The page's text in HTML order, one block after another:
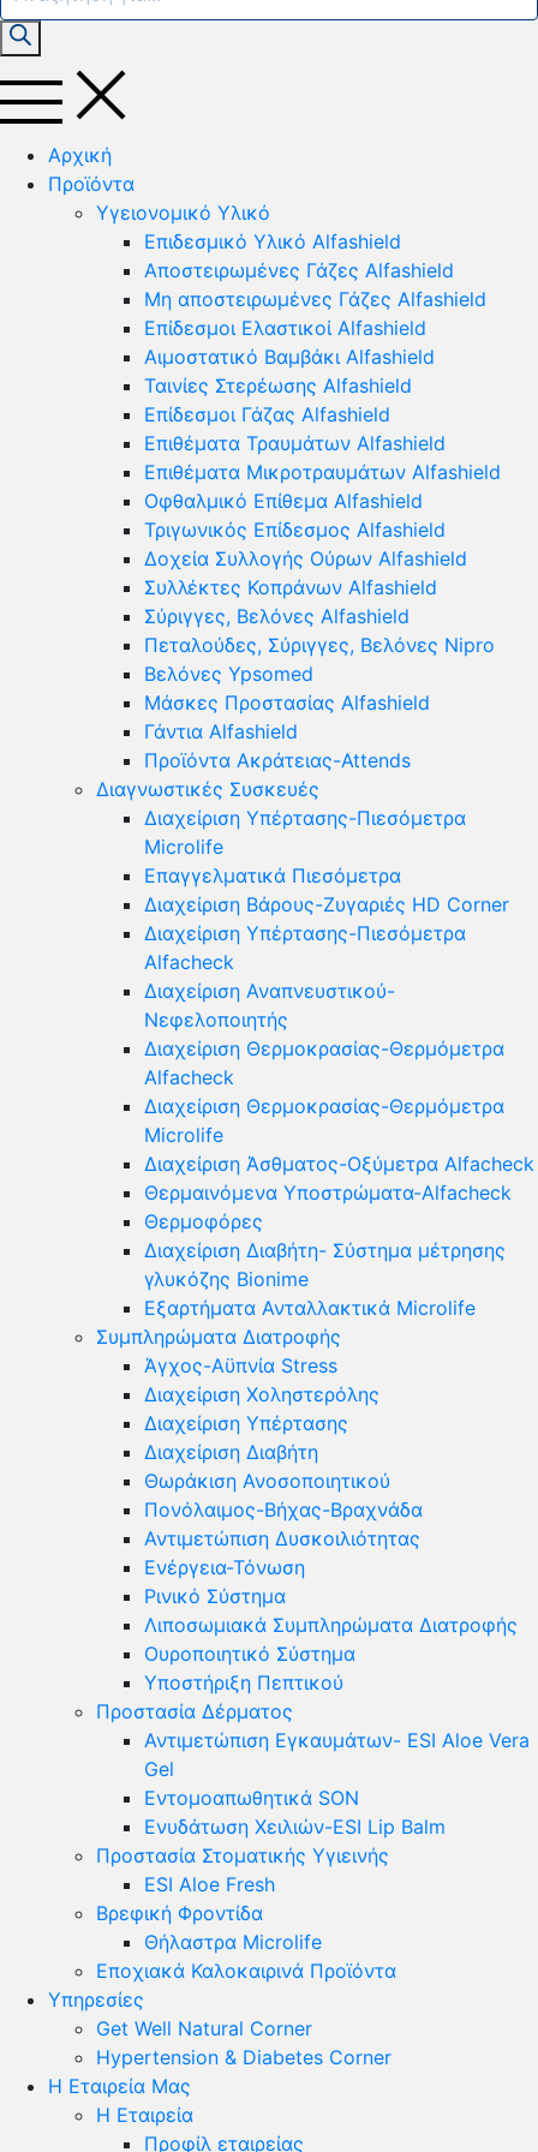
search
Αρχική
Προϊόντα
Yγειονομικό Yλικό
Επιδεσμικό Υλικό Alfashield
Αποστειρωμένες Γάζες Alfashield
Μη αποστειρωμένες Γάζες Alfashield
Επίδεσμοι Ελαστικοί Alfashield
Αιμοστατικό Βαμβάκι Alfashield
Ταινίες Στερέωσης Alfashield
Επίδεσμοι Γάζας Alfashield
Επιθέματα Τραυμάτων Alfashield
Επιθέματα Μικροτραυμάτων Alfashield
Οφθαλμικό Eπίθεμα Alfashield
Τριγωνικός Επίδεσμος Alfashield
Δοχεία Συλλογής Ούρων Alfashield
Συλλέκτες Κοπράνων Alfashield
Σύριγγες, Βελόνες Alfashield
Πεταλούδες, Σύριγγες, Βελόνες Nipro
Βελόνες Ypsomed
Μάσκες Προστασίας Alfashield
Γάντια Alfashield
Προϊόντα Ακράτειας-Attends
Διαγνωστικές Συσκευές
Διαχείριση Υπέρτασης-Πιεσόμετρα
Microlife
Επαγγελματικά Πιεσόμετρα
Διαχείριση Βάρους-Ζυγαριές HD Corner
Διαχείριση Υπέρτασης-Πιεσόμετρα
Alfacheck
Διαχείριση Αναπνευστικού-
Νεφελοποιητής
Διαχείριση Θερμοκρασίας-Θερμόμετρα
Alfacheck
Διαχείριση Θερμοκρασίας-Θερμόμετρα
Microlife
Διαχείριση Άσθματος-Οξύμετρα Alfacheck
Θερμαινόμενα Υποστρώματα-Alfacheck
Θερμοφόρες
Διαχείριση Διαβήτη- Σύστημα μέτρησης
γλυκόζης Bionime
Εξαρτήματα Ανταλλακτικά Microlife
Συμπληρώματα Διατροφής
Άγχος-Αϋπνία Stress
Διαχείριση Χοληστερόλης
Διαχείριση Υπέρτασης
Διαχείριση Διαβήτη
Θωράκιση Ανοσοποιητικού
Πονόλαιμος-Βήχας-Βραχνάδα
Αντιμετώπιση Δυσκοιλιότητας
Eνέργεια-Τόνωση
Ρινικό Σύστημα
Λιποσωμιακά Συμπληρώματα Διατροφής
Ουροποιητικό Σύστημα
Υποστήριξη Πεπτικού
Προστασία Δέρματος
Αντιμετώπιση Εγκαυμάτων- ESI Aloe Vera
Gel
Εντομοαπωθητικά SON
Ενυδάτωση Χειλιών-ESI Lip Balm
Προστασία Στοματικής Υγιεινής
ESI Αloe Fresh
Βρεφική Φροντίδα
Θήλαστρα Microlife
Εποχιακά Καλοκαιρινά Προϊόντα
Υπηρεσίες
Get Well Natural Corner
Hypertension & Diabetes Corner
Η Εταιρεία Μας
Η Εταιρεία
Προφίλ εταιρείας